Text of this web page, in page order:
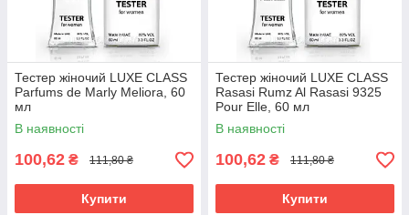
Тестер жіночий LUXE CLASS
Parfums de Marly Meliora, 60
мл
В наявності
100,62 ₴ 111,80 ₴
Купити
Тестер жіночий LUXE CLASS
Rasasi Rumz Al Rasasi 9325
Pour Elle, 60 мл
В наявності
100,62 ₴ 111,80 ₴
Купити